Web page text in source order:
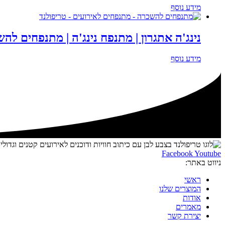
מידע נוסף
נינג'ה אתגרון | מתנפח נינג'ה | מתנפחים
מידע נוסף
FacebookYoutube
ניווט באתר:
ראשי
המוצרים שלנו
אודות
מאמרים
יצירת קשר